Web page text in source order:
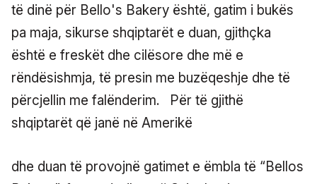
të dinë për Bello's Bakery është, gatim i bukës
pa maja, sikurse shqiptarët e duan, gjithçka
është e freskët dhe cilësore dhe më e
rëndësishmja, të presin me buzëqeshje dhe të
përcjellin me falënderim.
Për të gjithë
shqiptarët që janë në Amerikë
dhe duan të provojnë gatimet e ëmbla të “Bellos